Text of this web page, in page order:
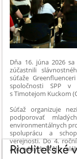
Dňa 16. júna 2026
zúčastnili
súťaže
spoločnosti SPP v
s Timotejom Kuckom
Súťaž organizuje
podporovať
environmentálnych
spoluprácu a
verejnosti. Do 4.
a stredných škôl z
Riaditeľské